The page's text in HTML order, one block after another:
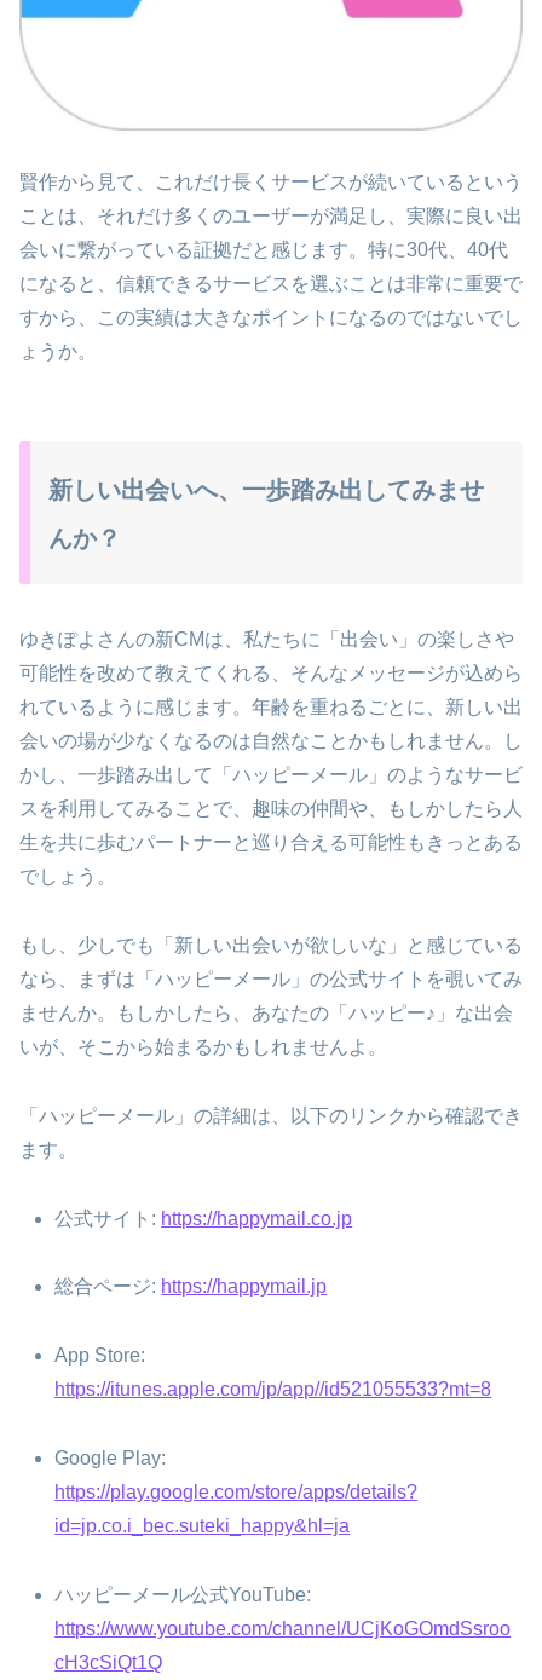
賢作から見て、これだけ長くサービスが続いているという
ことは、それだけ多くのユーザーが満足し、実際に良い出
会いに繋がっている証拠だと感じます。特に30代、40代
になると、信頼できるサービスを選ぶことは非常に重要で
すから、この実績は大きなポイントになるのではないでし
ょうか。
新しい出会いへ、一歩踏み出してみませ
んか？
ゆきぽよさんの新CMは、私たちに「出会い」の楽しさや
可能性を改めて教えてくれる、そんなメッセージが込めら
れているように感じます。年齢を重ねるごとに、新しい出
会いの場が少なくなるのは自然なことかもしれません。し
かし、一歩踏み出して「ハッピーメール」のようなサービ
スを利用してみることで、趣味の仲間や、もしかしたら人
生を共に歩むパートナーと巡り合える可能性もきっとある
でしょう。
もし、少しでも「新しい出会いが欲しいな」と感じている
なら、まずは「ハッピーメール」の公式サイトを覗いてみ
ませんか。もしかしたら、あなたの「ハッピー♪」な出会
いが、そこから始まるかもしれませんよ。
「ハッピーメール」の詳細は、以下のリンクから確認でき
ます。
公式サイト: https://happymail.co.jp
総合ページ: https://happymail.jp
App Store:
https://itunes.apple.com/jp/app//id521055533?mt=8
Google Play:
https://play.google.com/store/apps/details?
id=jp.co.i_bec.suteki_happy&hl=ja
ハッピーメール公式YouTube:
https://www.youtube.com/channel/UCjKoGOmdSsroo
cH3cSiQt1Q